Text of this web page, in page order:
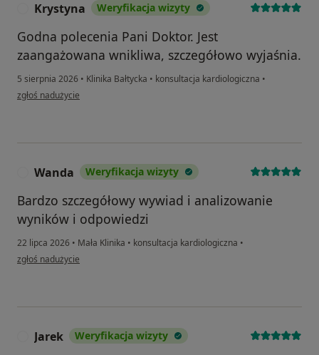
Krystyna Weryfikacja wizyty
Godna polecenia Pani Doktor. Jest
zaangażowana wnikliwa, szczegółowo wyjaśnia.
5 sierpnia 2026 • Klinika Bałtycka • konsultacja kardiologiczna •
w opinii użytkownika Krystyna
zgłoś nadużycie
Wanda Weryfikacja wizyty
Bardzo szczegółowy wywiad i analizowanie
wyników i odpowiedzi
22 lipca 2026 • Mała Klinika • konsultacja kardiologiczna •
w opinii użytkownika Wanda
zgłoś nadużycie
Jarek Weryfikacja wizyty